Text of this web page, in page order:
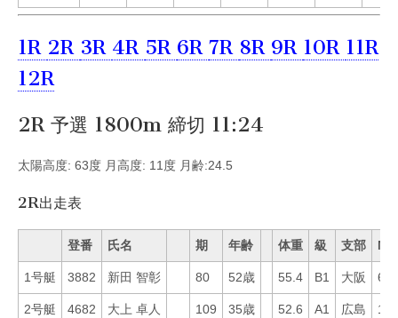
1R 2R 3R 4R 5R 6R 7R 8R 9R 10R 11R
12R
2R 予選 1800m 締切 11:24
太陽高度: 63度 月高度: 11度 月齢:24.5
2R出走表
登番 氏名 期 年齢 体重 級 支部 Mo
1号艇 3882 新田 智彰 80 52歳 55.4 B1 大阪 60
2号艇 4682 大上 卓人 109 35歳 52.6 A1 広島 18